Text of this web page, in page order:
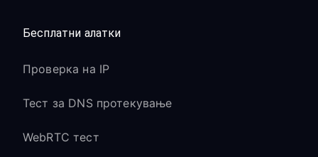
Бесплатни алатки
Проверка на IP
Тест за DNS протекување
WebRTC тест